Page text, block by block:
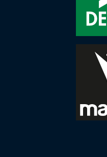
Cookies, die der
Erstellung von Berichten
Nutzungsstatistik
Besucher persönlich
Google Analytics